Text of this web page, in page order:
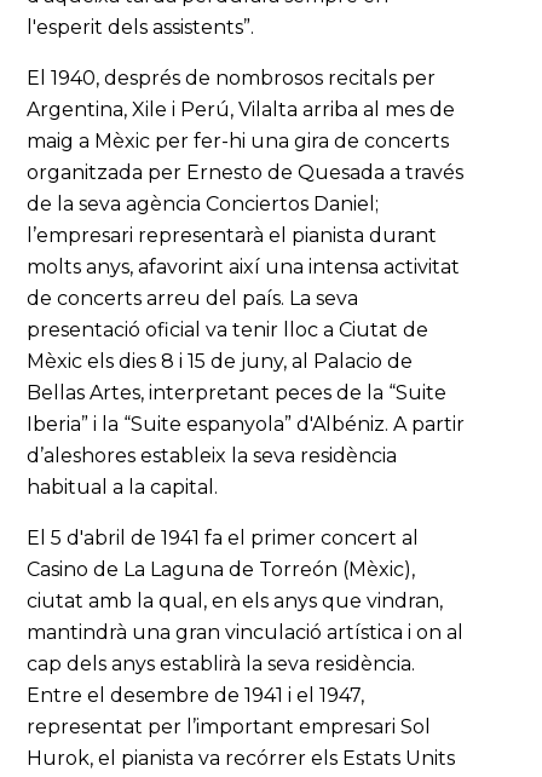
l'esperit dels assistents”.
El 1940, després de nombrosos recitals per
Argentina, Xile i Perú, Vilalta arriba al mes de
maig a Mèxic per fer-hi una gira de concerts
organitzada per Ernesto de Quesada a través
de la seva agència Conciertos Daniel;
l’empresari representarà el pianista durant
molts anys, afavorint així una intensa activitat
de concerts arreu del país. La seva
presentació oficial va tenir lloc a Ciutat de
Mèxic els dies 8 i 15 de juny, al Palacio de
Bellas Artes, interpretant peces de la “Suite
Iberia” i la “Suite espanyola” d'Albéniz. A partir
d’aleshores estableix la seva residència
habitual a la capital.
El 5 d'abril de 1941 fa el primer concert al
Casino de La Laguna de Torreón (Mèxic),
ciutat amb la qual, en els anys que vindran,
mantindrà una gran vinculació artística i on al
cap dels anys establirà la seva residència.
Entre el desembre de 1941 i el 1947,
representat per l’important empresari Sol
Hurok, el pianista va recórrer els Estats Units